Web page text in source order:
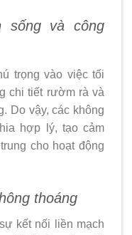
sống và công
trọng vào việc tối
chi tiết rườm rà và
Do vậy, các không
hợp lý, tạo cảm
cho hoạt động
thoáng
kết nối liền mạch